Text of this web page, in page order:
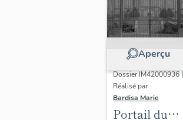
Aperçu
Dossier IM42000936 |
Réalisé par
Bardisa Marie
Portail du